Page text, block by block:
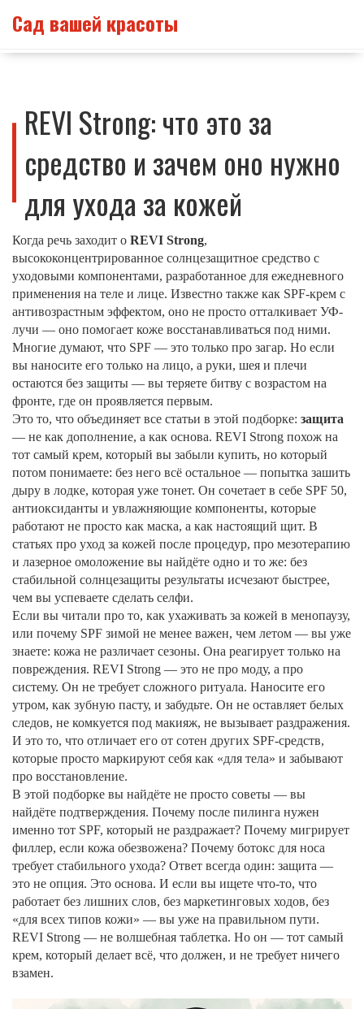
Сад вашей красоты
REVI Strong: что это за
средство и зачем оно нужно
для ухода за кожей
Когда речь заходит о REVI Strong,
высококонцентрированное солнцезащитное средство с
уходовыми компонентами, разработанное для ежедневного
применения на теле и лице. Известно также как SPF-крем с
антивозрастным эффектом, оно не просто отталкивает УФ-
лучи — оно помогает коже восстанавливаться под ними.
Многие думают, что SPF — это только про загар. Но если
вы наносите его только на лицо, а руки, шея и плечи
остаются без защиты — вы теряете битву с возрастом на
фронте, где он проявляется первым.
Это то, что объединяет все статьи в этой подборке: защита
— не как дополнение, а как основа. REVI Strong похож на
тот самый крем, который вы забыли купить, но который
потом понимаете: без него всё остальное — попытка зашить
дыру в лодке, которая уже тонет. Он сочетает в себе SPF 50,
антиоксиданты и увлажняющие компоненты, которые
работают не просто как маска, а как настоящий щит. В
статьях про уход за кожей после процедур, про мезотерапию
и лазерное омоложение вы найдёте одно и то же: без
стабильной солнцезащиты результаты исчезают быстрее,
чем вы успеваете сделать селфи.
Если вы читали про то, как ухаживать за кожей в менопаузу,
или почему SPF зимой не менее важен, чем летом — вы уже
знаете: кожа не различает сезоны. Она реагирует только на
повреждения. REVI Strong — это не про моду, а про
систему. Он не требует сложного ритуала. Наносите его
утром, как зубную пасту, и забудьте. Он не оставляет белых
следов, не комкуется под макияж, не вызывает раздражения.
И это то, что отличает его от сотен других SPF-средств,
которые просто маркируют себя как «для тела» и забывают
про восстановление.
В этой подборке вы найдёте не просто советы — вы
найдёте подтверждения. Почему после пилинга нужен
именно тот SPF, который не раздражает? Почему мигрирует
филлер, если кожа обезвожена? Почему ботокс для носа
требует стабильного ухода? Ответ всегда один: защита —
это не опция. Это основа. И если вы ищете что-то, что
работает без лишних слов, без маркетинговых ходов, без
«для всех типов кожи» — вы уже на правильном пути.
REVI Strong — не волшебная таблетка. Но он — тот самый
крем, который делает всё, что должен, и не требует ничего
взамен.